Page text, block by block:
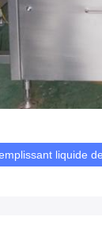
liquide